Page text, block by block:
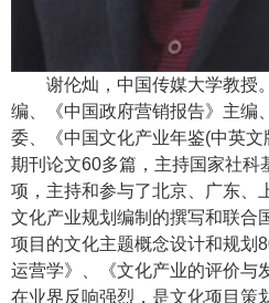
谢伦灿，中国传媒大学教授
编、《中国政府营销报告》主编
委、《中国文化产业年鉴(中英文
期刊论文60多篇，主持国家社科
项，主持和参与了北京、广东、
文化产业规划编制的撰写和联合
项目的文化主题概念设计和规划
运营学》、《文化产业的评价与
在业界反响强烈，是文化项目策